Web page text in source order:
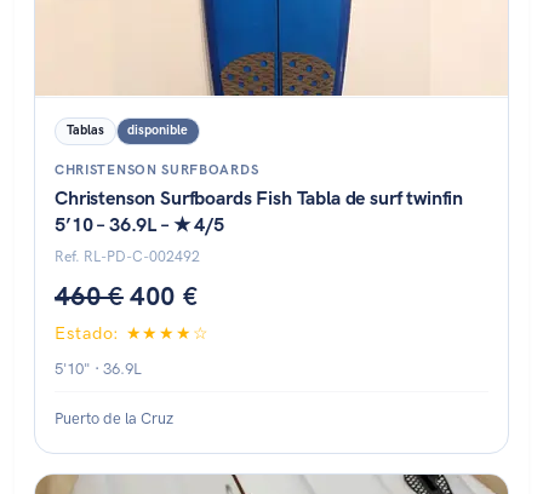
Tablas disponible
CHRISTENSON SURFBOARDS
Christenson Surfboards Fish Tabla de surf twinfin
5’10 – 36.9L – ★ 4/5
Ref. RL-PD-C-002492
460 €400 €
Estado: ★★★★☆
5'10" · 36.9L
Puerto de la Cruz